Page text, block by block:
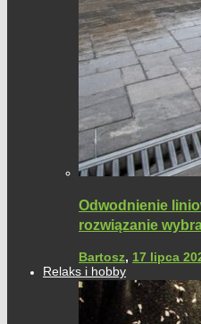
Odwodnienie
rozwiązanie
Bartosz, 17 lipca
Relaks i hobby